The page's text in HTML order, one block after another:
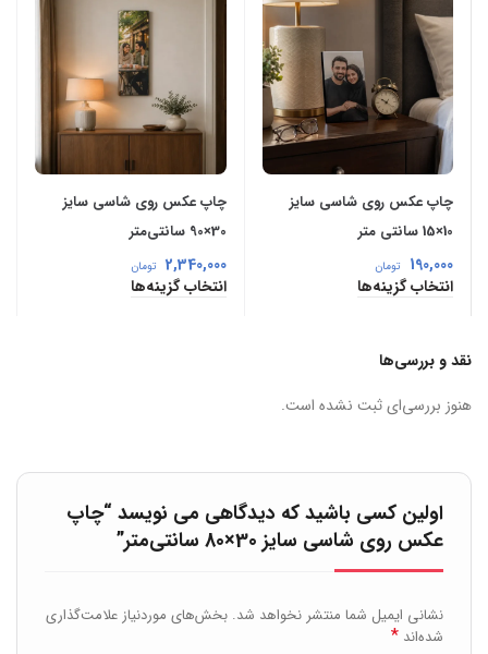
چاپ عکس روی شاسی سایز
10×15 سانتی‌ متر
190,000 تومان
انتخاب گزینه‌ها
چاپ عکس روی شاسی سایز
30×90 سانتی‌متر
2,340,000 تومان
انتخاب گزینه‌ها
نقد و بررسی‌ها
هنوز بررسی‌ای ثبت نشده است.
اولین کسی باشید که دیدگاهی می نویسد “چاپ
عکس روی شاسی سایز 30×80 سانتی‌متر”
نشانی ایمیل شما منتشر نخواهد شد. بخش‌های موردنیاز علامت‌گذاری
شده‌اند *